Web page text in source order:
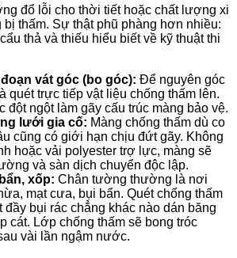
đổ lỗi cho thời tiết hoặc chất lượng xi
thấm. Sự thật phũ phàng hơn nhiều:
thả và thiếu hiểu biết về kỹ thuật thi
vát góc (bo góc): Để nguyên góc
quét trực tiếp vật liệu chống thấm lên.
đột ngột làm gãy cấu trúc màng bảo vệ.
lưới gia cố: Màng chống thấm dù co
cũng có giới hạn chịu đứt gãy. Không
hoặc vải polyester trợ lực, màng sẽ
và sàn dịch chuyển độc lập.
xốp: Chân tường thường là nơi
mạt cưa, bụi bẩn. Quét chống thấm
đầy bụi rác chẳng khác nào dán băng
cát. Lớp chống thấm sẽ bong tróc
vài lần ngậm nước.